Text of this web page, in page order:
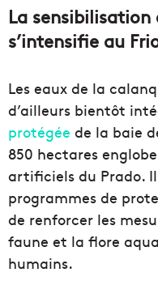
La
s’intensifie au
Les eaux de la
d’ailleurs bientôt
protégée de la baie
850 hectares
artificiels du Prado. Il
programmes de
de renforcer les
faune et la flore
humains.